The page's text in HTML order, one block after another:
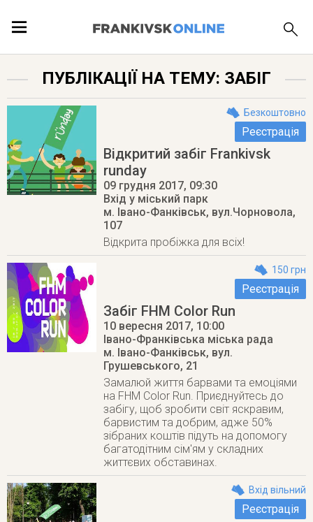
ЛОКАЦІЇ
ПУБЛІКАЦІЇ
ПУБЛІКАЦІЇ НА ТЕМУ: ЗАБІГ
Безкоштовно
Реєстрація
Відкритий забіг Frankivsk
runday
09 грудня 2017, 09:30
Вхід у міський парк
м. Івано-Фанківськ, вул.Чорновола,
107
Відкрита пробіжка для всіх!
150 грн
Реєстрація
Забіг FHM Color Run
10 вересня 2017, 10:00
Івано-Франківська міська рада
м. Івано-Фанківськ, вул.
Грушевського, 21
Замалюй життя барвами та емоціями
на FHM Color Run. Приєднуйтесь до
забігу, щоб зробити світ яскравим,
барвистим та добрим, адже 50%
зібраних коштів підуть на допомогу
багатодітним сім'ям у складних
життєвих обставинах.
Вхід вільний
Реєстрація